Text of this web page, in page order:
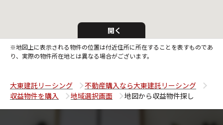
開く
※地図上に表示される物件の位置は付近住所に所在することを表すものであ
り、実際の物件所在地とは異なる場合がございます。
大東建託リーシング
不動産購入なら大東建託リーシング
収益物件を購入
地域選択画面 地図から収益物件探し